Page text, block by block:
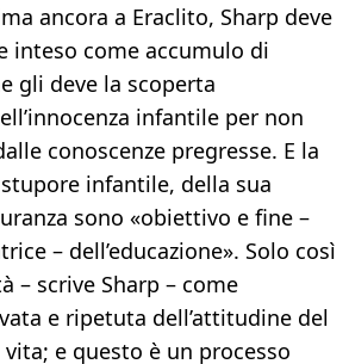
ancora a Eraclito, Sharp deve
inteso come accumulo di
gli deve la scoperta
infantile per non
conoscenze pregresse. E la
infantile, della sua
sono «obiettivo e fine –
– dell’educazione». Solo così
– scrive Sharp – come
e ripetuta dell’attitudine del
e questo è un processo